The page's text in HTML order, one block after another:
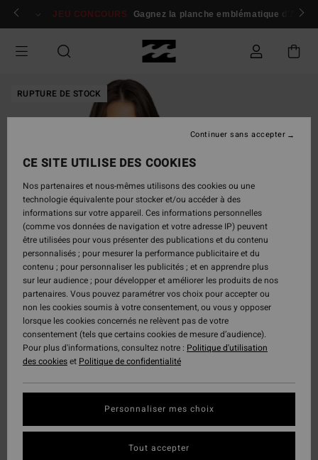
Passer
Se connecter / s'inscrire
JEU CONCOURS Gagnez la planche emblématique d'Andy
RUPTURE DE STOCK
CE SITE UTILISE DES COOKIES
Nos partenaires et nous-mêmes utilisons des cookies ou une
technologie équivalente pour stocker et/ou accéder à des
informations sur votre appareil. Ces informations personnelles
(comme vos données de navigation et votre adresse IP) peuvent
être utilisées pour vous présenter des publications et du contenu
personnalisés ; pour mesurer la performance publicitaire et du
contenu ; pour personnaliser les publicités ; et en apprendre plus
sur leur audience ; pour développer et améliorer les produits de nos
partenaires. Vous pouvez paramétrer vos choix pour accepter ou
non les cookies soumis à votre consentement, ou vous y opposer
lorsque les cookies concernés ne relèvent pas de votre
consentement (tels que certains cookies de mesure d’audience).
Pour plus d'informations, consultez notre : Politique d'utilisation
des cookieset Politique de confidentialité
Personnaliser mes choix
Continuer sans accepter
Tout accepter